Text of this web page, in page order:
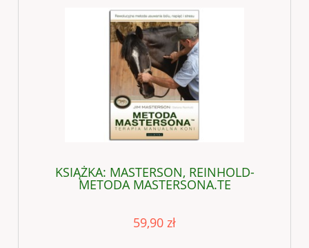
KSIĄŻKA: MASTERSON, REINHOLD-
METODA MASTERSONA.TE
59,90 zł